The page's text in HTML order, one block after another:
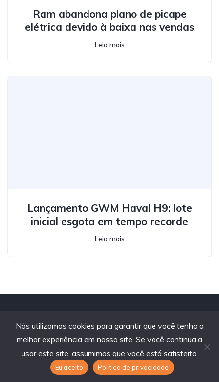
Ram abandona plano de picape
elétrica devido à baixa nas vendas
Leia mais
Lançamento GWM Haval H9: lote
inicial esgota em tempo recorde
Leia mais
contato@revendaweb.com.br
Nós utilizamos cookies para garantir que você tenha a
melhor experiência em nosso site. Se você continua a
usar este site, assumimos que você está satisfeito.
Eu aceito Política de privacidade